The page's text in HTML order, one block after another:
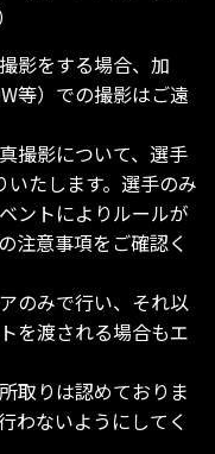
影をする場合、加
等）での撮影はご遠
撮影について、選手
たします。選手のみ
ントによりルールが
注意事項をご確認く
のみで行い、それ以
を渡される場合もエ
取りは認めておりま
わないようにしてく